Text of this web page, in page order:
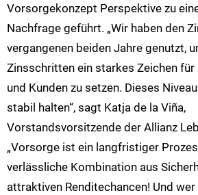
Vorsorgekonzept Perspektive zu
Nachfrage geführt. „Wir haben den
vergangenen beiden Jahre genutzt,
Zinsschritten ein starkes Zeichen für
und Kunden zu setzen. Dieses
stabil halten“, sagt Katja de la Viña,
Vorstandsvorsitzende der Allianz
„Vorsorge ist ein langfristiger
verlässliche Kombination aus
attraktiven Renditechancen! Und